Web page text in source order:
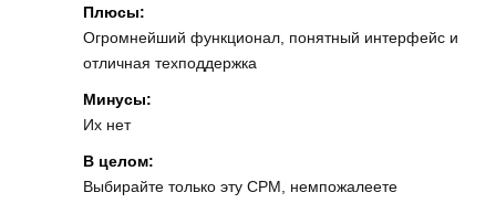
Плюсы:
Огромнейший функционал, понятный интерфейс и
отличная техподдержка
Минусы:
Их нет
В целом:
Выбирайте только эту СРМ, немпожалеете